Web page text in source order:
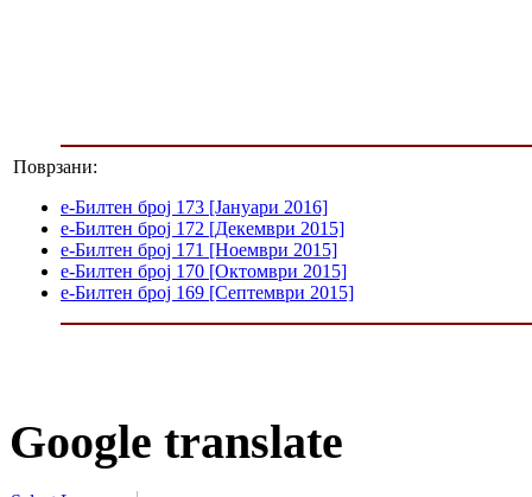
Поврзани:
е-Билтен број 173 [Јануари 2016]
е-Билтен број 172 [Декември 2015]
е-Билтен број 171 [Ноември 2015]
е-Билтен број 170 [Октомври 2015]
е-Билтен број 169 [Септември 2015]
Google translate